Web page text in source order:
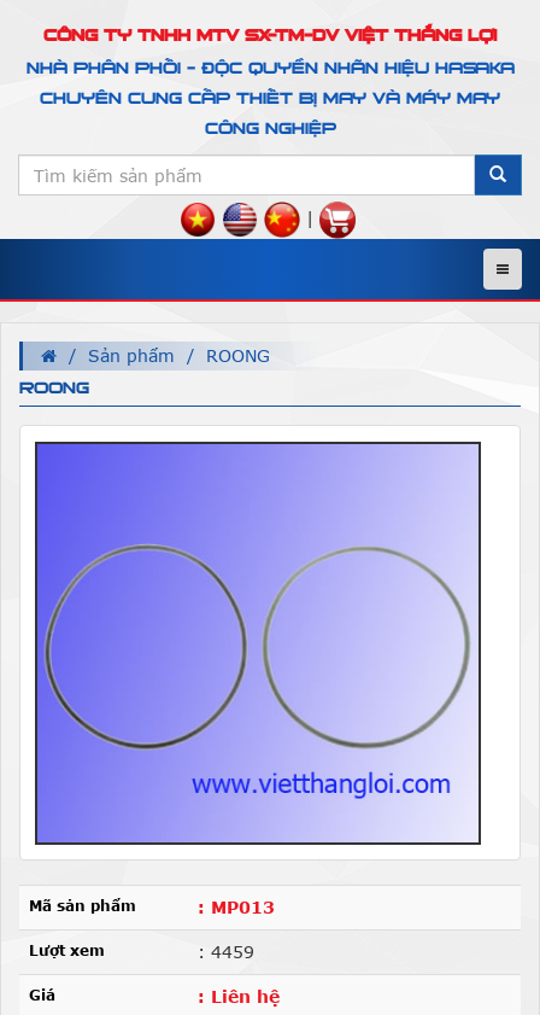
CÔNG TY TNHH MTV SX-TM-DV VIỆT THẮNG LỢI
NHÀ PHÂN PHỐI - ĐỘC QUYỀN NHÃN HIỆU HASAKA
CHUYÊN CUNG CẤP THIẾT BỊ MAY VÀ MÁY MAY
CÔNG NGHIỆP
|
Menu
Sản phẩm ROONG
ROONG
Mã sản phẩm : MP013
Lượt xem : 4459
Giá : Liên hệ